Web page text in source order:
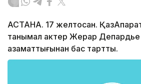
АСТАНА. 17 желтоқсан.
танымал актер Жерар Депардье
азаматтығынан бас тартты.